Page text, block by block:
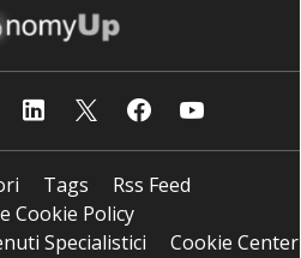
Tags
Rss Feed
Cookie Policy
Specialistici
Cookie Center